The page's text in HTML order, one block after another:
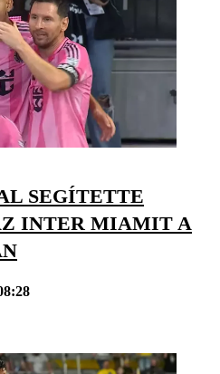
SEGÍTETTE
INTER MIAMIT A